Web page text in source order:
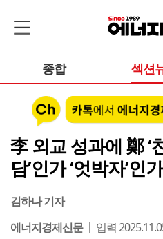
종합 섹션
李 외교 성과에 鄭 ‘
담’인가 ‘엇박자’인가
김하나 기자
에너지경제신문
입력